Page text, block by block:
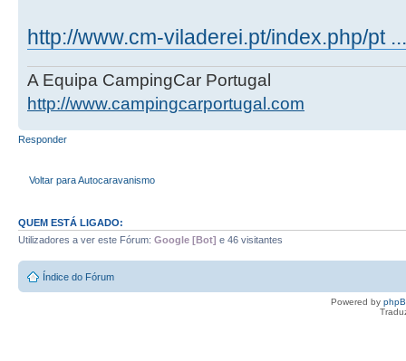
http://www.cm-viladerei.pt/index.php/pt
A Equipa CampingCar Portugal
http://www.campingcarportugal.com
Responder
Voltar para Autocaravanismo
QUEM ESTÁ LIGADO:
Utilizadores a ver este Fórum: Google [Bot] e 46 visitantes
Índice do Fórum
Powered by